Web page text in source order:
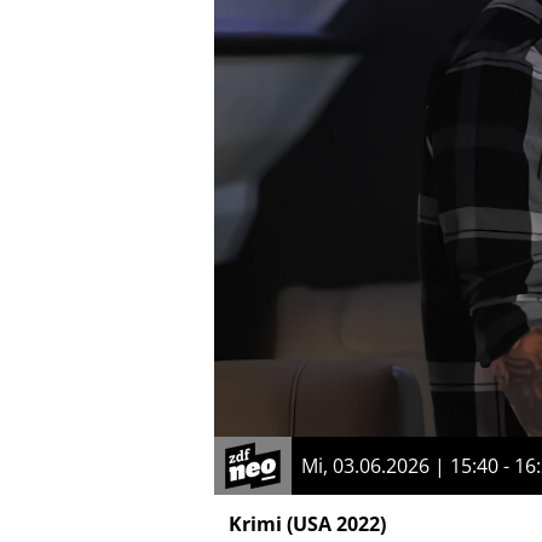
Mi, 03.06.2026 | 15:40 -
Krimi (USA 2022)